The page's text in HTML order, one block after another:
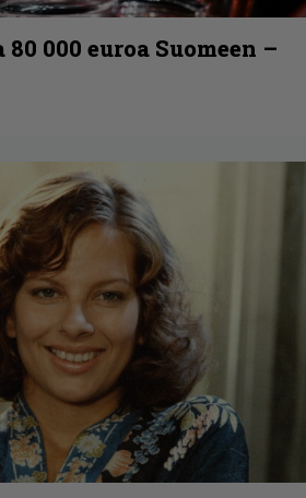
000 euroa Suomeen –